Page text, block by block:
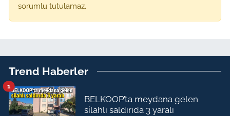
sorumlu tutulamaz.
Trend Haberler
BELKOOP’ta meydana gelen
silahlı saldırıda 3 yaralı
1